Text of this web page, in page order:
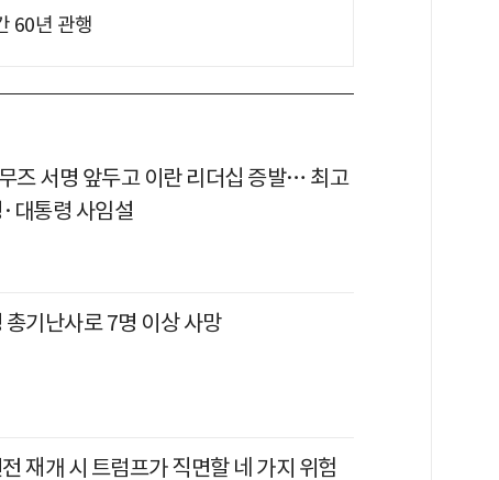
60년 관행
즈 서명 앞두고 이란 리더십 증발… 최고
대통령 사임설
총기난사로 7명 이상 사망
재개 시 트럼프가 직면할 네 가지 위험